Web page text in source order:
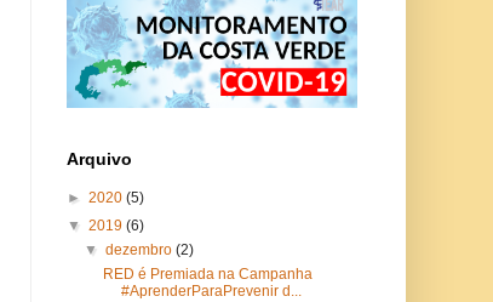
Arquivo
► 2020 (5)
▼ 2019 (6)
▼dezembro(2)
RED é Premiada na Campanha
#AprenderParaPrevenir d...